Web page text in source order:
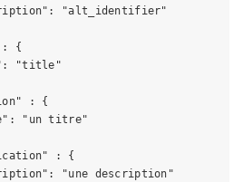
"alt_identifier"
{
"title"
: {
"un titre"
: {
"une description"